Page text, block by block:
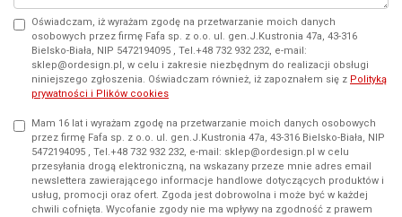
Oświadczam, iż wyrażam zgodę na przetwarzanie moich danych
osobowych przez firmę Fafa sp. z o.o. ul. gen.J.Kustronia 47a, 43-316
Bielsko-Biała, NIP 5472194095 , Tel.+48 732 932 232, e-mail:
sklep@ordesign.pl, w celu i zakresie niezbędnym do realizacji obsługi
niniejszego zgłoszenia. Oświadczam również, iż zapoznałem się z Polityką
prywatności i Plików cookies
Mam 16 lat i wyrażam zgodę na przetwarzanie moich danych osobowych
przez firmę Fafa sp. z o.o. ul. gen.J.Kustronia 47a, 43-316 Bielsko-Biała, NIP
5472194095 , Tel.+48 732 932 232, e-mail: sklep@ordesign.pl w celu
przesyłania drogą elektroniczną, na wskazany przeze mnie adres email
newslettera zawierającego informacje handlowe dotyczących produktów i
usług, promocji oraz ofert. Zgoda jest dobrowolna i może być w każdej
chwili cofnięta. Wycofanie zgody nie ma wpływy na zgodność z prawem